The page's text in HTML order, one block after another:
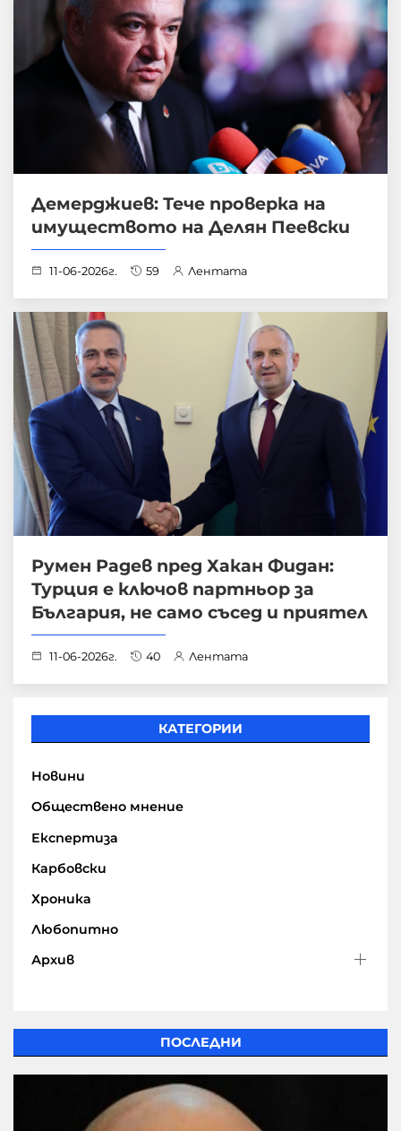
Демерджиев: Тече проверка на
имуществото на Делян Пеевски
11-06-2026г. 59 Лентата
Румен Радев пред Хакан Фидан:
Турция е ключов партньор за
България, не само съсед и приятел
11-06-2026г. 40 Лентата
КАТЕГОРИИ
Новини
Обществено мнение
Експертиза
Карбовски
Хроника
Любопитно
Архив
ПОСЛЕДНИ